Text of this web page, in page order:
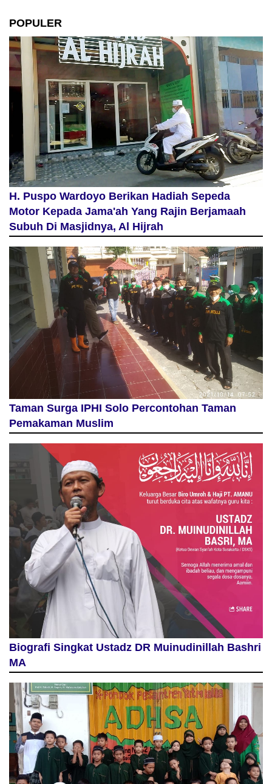
POPULER
H. Puspo Wardoyo Berikan Hadiah Sepeda
Motor Kepada Jama'ah Yang Rajin Berjamaah
Subuh Di Masjidnya, Al Hijrah
Taman Surga IPHI Solo Percontohan Taman
Pemakaman Muslim
Biografi Singkat Ustadz DR Muinudinillah Bashri
MA